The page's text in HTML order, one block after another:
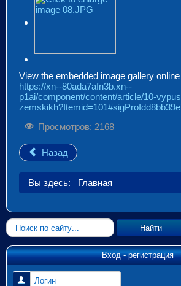
View the embedded image gallery online
https://xn--80ada7afn3b.xn--
p1ai/component/content/article/10-
Просмотров: 2168
Назад
Вы здесь: Главная
Искать... Найти
Вход - регистрация
Логин